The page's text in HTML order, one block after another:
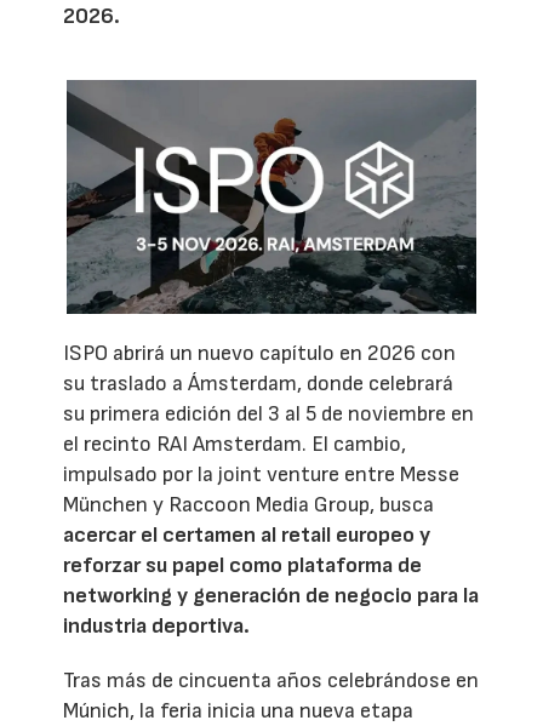
2026.
ISPO abrirá un nuevo capítulo en 2026 con
su traslado a Ámsterdam, donde celebrará
su primera edición del 3 al 5 de noviembre en
el recinto RAI Amsterdam. El cambio,
impulsado por la joint venture entre Messe
München y Raccoon Media Group, busca
acercar el certamen al retail europeo y
reforzar su papel como plataforma de
networking y generación de negocio para la
industria deportiva.
Tras más de cincuenta años celebrándose en
Múnich, la feria inicia una nueva etapa